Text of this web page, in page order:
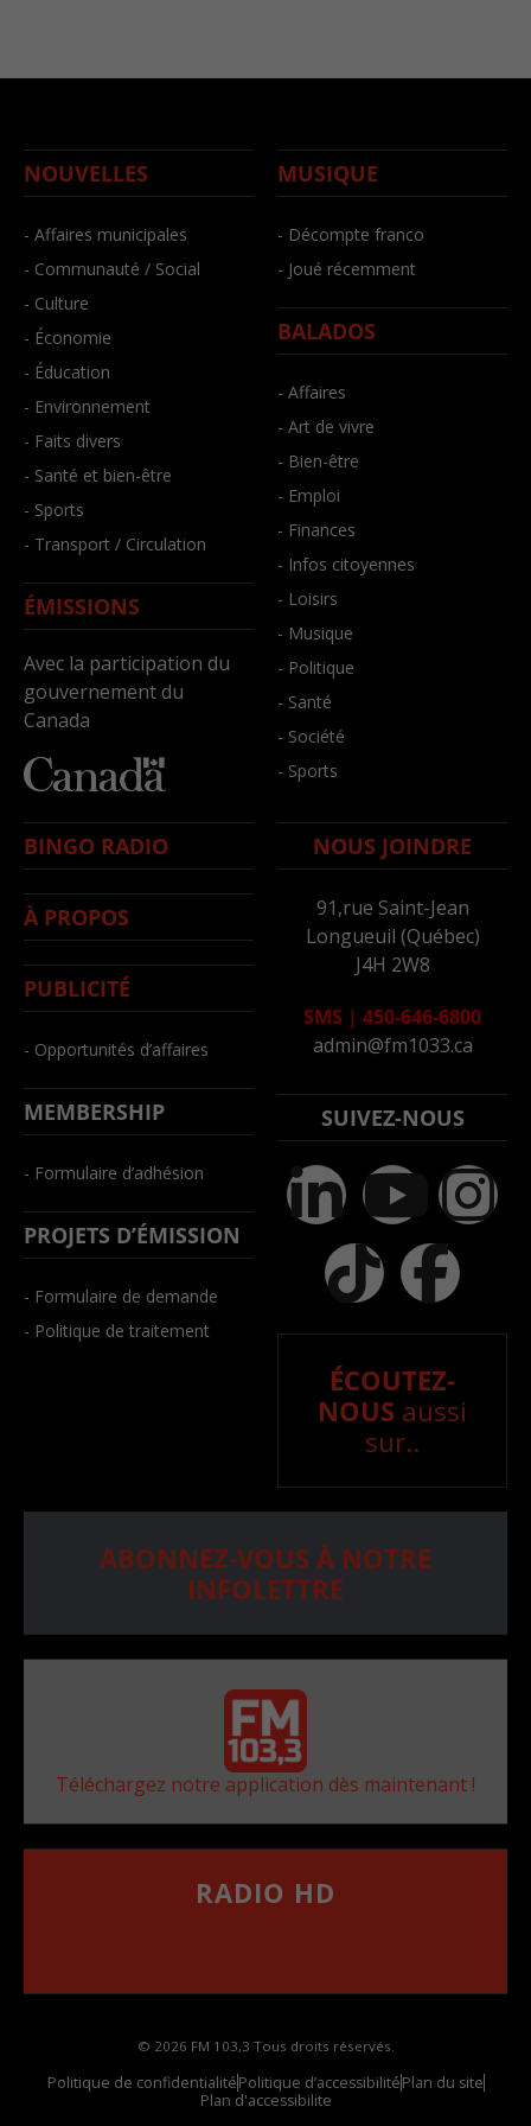
NOUVELLES
- Affaires municipales
- Communauté / Social
- Culture
- Économie
- Éducation
- Environnement
- Faits divers
- Santé et bien-être
- Sports
- Transport / Circulation
ÉMISSIONS
Avec la participation du
gouvernement du
Canada
MUSIQUE
- Décompte franco
- Joué récemment
BALADOS
- Affaires
- Art de vivre
- Bien-être
- Emploi
- Finances
- Infos citoyennes
- Loisirs
- Musique
- Politique
- Santé
- Société
- Sports
BINGO RADIO
À PROPOS
PUBLICITÉ
- Opportunités d’affaires
MEMBERSHIP
- Formulaire d’adhésion
PROJETS D’ÉMISSION
- Formulaire de demande
- Politique de traitement
NOUS JOINDRE
91,rue Saint-Jean
Longueuil (Québec)
J4H 2W8
SMS | 450-646-6800
admin@fm1033.ca
SUIVEZ-NOUS
ÉCOUTEZ-
NOUS aussi
sur..
ABONNEZ-VOUS À NOTRE
INFOLETTRE
Téléchargez notre application dès maintenant !
RADIO HD
© 2026 FM 103,3 Tous droits réservés.
Politique de confidentialitéPolitique d’accessibilitéPlan du site
Plan d'accessibilite